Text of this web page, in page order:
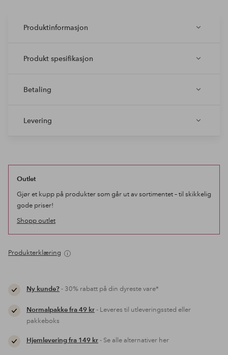
Produktinformasjon
Produkt spesifikasjon
Betaling
Levering
Outlet
Gjør et kupp på produkter som går ut av sortimentet – til skikkelig
gode priser!
Shopp outlet
Produkterklæring
Ny kunde?- 30% rabatt på din dyreste vare*
Normalpakke fra 49 kr- Leveres til utleveringssted eller
pakkeboks
Hjemlevering fra 149 kr- Se alle alternativer her